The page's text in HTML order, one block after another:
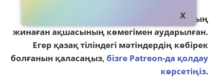
қауымдастығының
жинаған ақшасының көмегімен аударылған.
Егер қазақ тіліндегі мәтіндердің көбірек
болғанын қаласаңыз, бізге Patreon-да қолдау
көрсетіңіз.